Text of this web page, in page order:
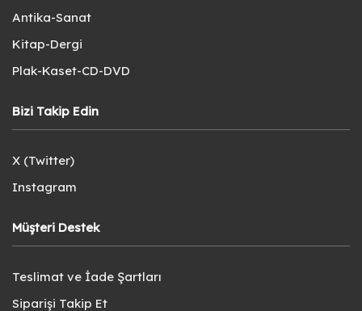
Antika-Sanat
Kitap-Dergi
Plak-Kaset-CD-DVD
Bizi Takip Edin
X (Twitter)
Instagram
Müşteri Destek
Teslimat ve İade Şartları
Siparişi Takip Et